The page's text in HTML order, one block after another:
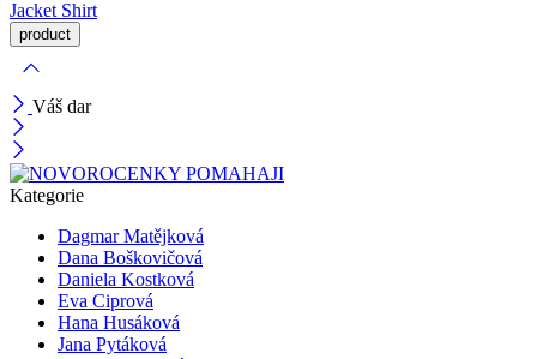
Jacket Shirt
Váš dar
Kategorie
Dagmar Matějková
Dana Boškovičová
Daniela Kostková
Eva Ciprová
Hana Husáková
Jana Pytáková